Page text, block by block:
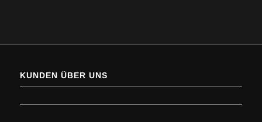
KUNDEN ÜBER UNS